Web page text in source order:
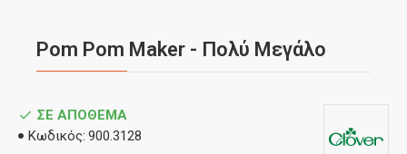
Pom Pom Maker - Πολύ Μεγάλο
ΣΕ ΑΠΌΘΕΜΑ
Κωδικός: 900.3128